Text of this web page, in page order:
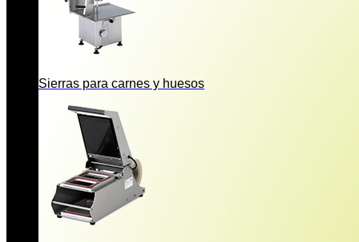
Sierras para carnes y huesos